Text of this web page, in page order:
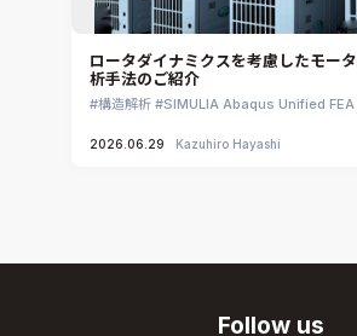
ロータダイナミクスを考慮したモー
析手法のご紹介
構造解析 SIMULIA Abaqus Unified FEA
2026.06.29 Kazuhiro Hayashi
Follow us